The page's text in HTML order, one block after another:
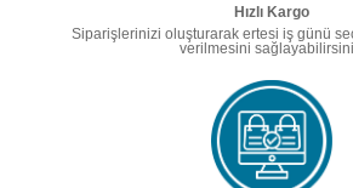
Hızlı Kargo
Siparişlerinizi oluşturarak ertesi iş günü
verilmesini